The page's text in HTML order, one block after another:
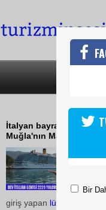
DEV
İtalyan bayraklı Costa
Muğla'nın Marmaris
giriş yapan lüks
Bir